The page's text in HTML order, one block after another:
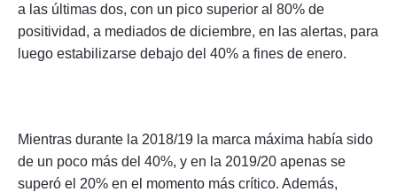
a las últimas dos, con un pico superior al 80% de
positividad, a mediados de diciembre, en las alertas, para
luego estabilizarse debajo del 40% a fines de enero.
Mientras durante la 2018/19 la marca máxima había sido
de un poco más del 40%, y en la 2019/20 apenas se
superó el 20% en el momento más crítico. Además,